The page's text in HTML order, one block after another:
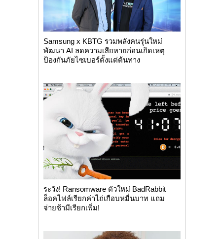
Samsung x KBTG รวมพลังคนรุ่นใหม่
พัฒนา AI ลดความเสียหายก่อนเกิดเหตุ
ป้องกันภัยไซเบอร์ตั้งแต่ต้นทาง
ระวัง! Ransomware ตัวใหม่ BadRabbit
ล็อคไฟล์เรียกค่าไถ่เกือบหมื่นบาท แถม
จ่ายช้ามีเรียกเพิ่ม!